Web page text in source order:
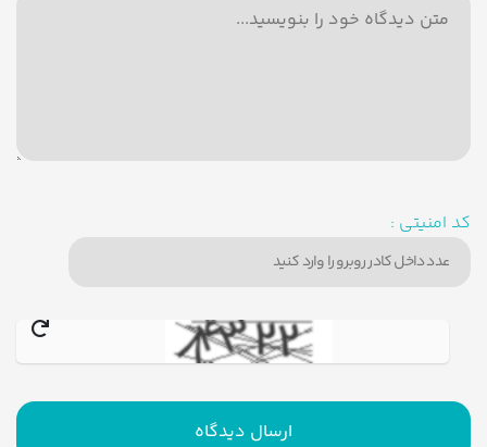
کد امنیتی :
ارسال دیدگاه